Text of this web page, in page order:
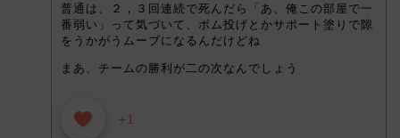
普通は、２，３回連続で死んだら「あ、俺この部屋で一
番弱い」って気づいて、ボム投げとかサポート塗りで隙
をうかがうムーブになるんだけどね
まあ、チームの勝利が二の次なんでしょう
+1